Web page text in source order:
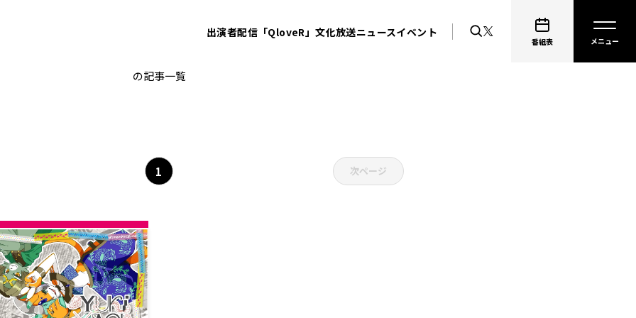
出演者配信「QloveR」文化放送ニュースイベント
番組表
の記事一覧
1 次ページ